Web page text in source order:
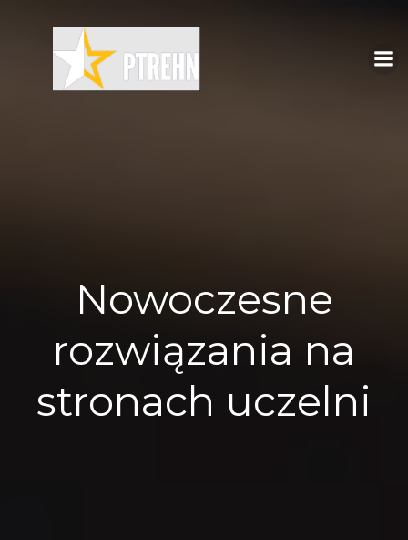
Nowoczesne
rozwiązania na
stronach uczelni